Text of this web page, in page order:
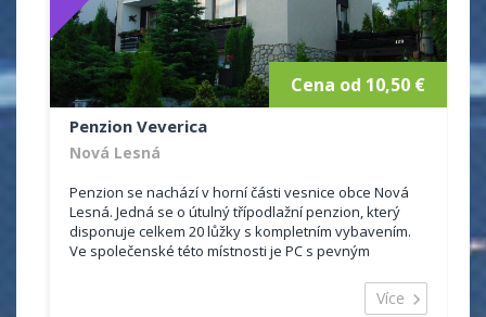
Cena od 10,50 €
Penzion Veverica
Nová Lesná
Penzion se nachází v horní části vesnice obce Nová
Lesná. Jedná se o útulný třípodlažní penzion, který
disponuje celkem 20 lůžky s kompletním vybavením.
Ve společenské této místnosti je PC s pevným
Více